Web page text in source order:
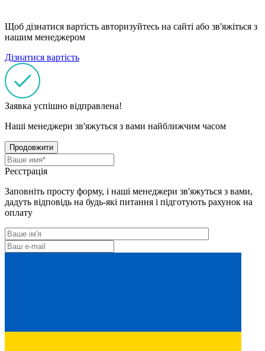
Щоб дізнатися вартість авторизуйтесь на сайті або зв'яжіться з
нашим менеджером
Дізнатися вартість
Заявка успішно відправлена!
Наші менеджери зв'яжуться з вами найближчим часом
Продовжити
Реєстрація
Заповніть просту форму, і наші менеджери зв'яжуться з вами,
дадуть відповідь на будь-які питання і підготують рахунок на
оплату